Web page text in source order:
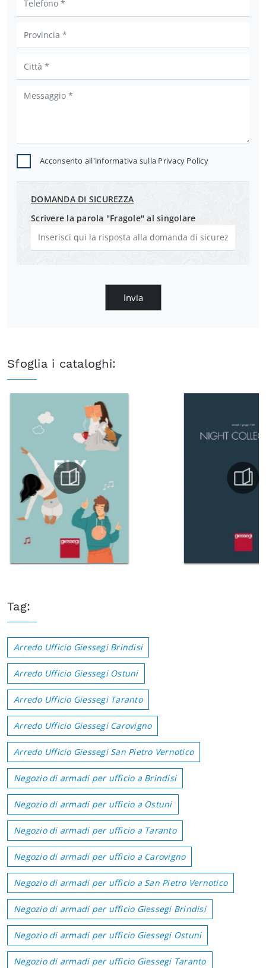
Acconsento all'informativa sulla Privacy Policy
DOMANDA DI SICUREZZA
Scrivere la parola "Fragole" al singolare
Invia
Sfoglia i cataloghi:
Tag:
Arredo Ufficio Giessegi Brindisi
Arredo Ufficio Giessegi Ostuni
Arredo Ufficio Giessegi Taranto
Arredo Ufficio Giessegi Carovigno
Arredo Ufficio Giessegi San Pietro Vernotico
Negozio di armadi per ufficio a Brindisi
Negozio di armadi per ufficio a Ostuni
Negozio di armadi per ufficio a Taranto
Negozio di armadi per ufficio a Carovigno
Negozio di armadi per ufficio a San Pietro Vernotico
Negozio di armadi per ufficio Giessegi Brindisi
Negozio di armadi per ufficio Giessegi Ostuni
Negozio di armadi per ufficio Giessegi Taranto